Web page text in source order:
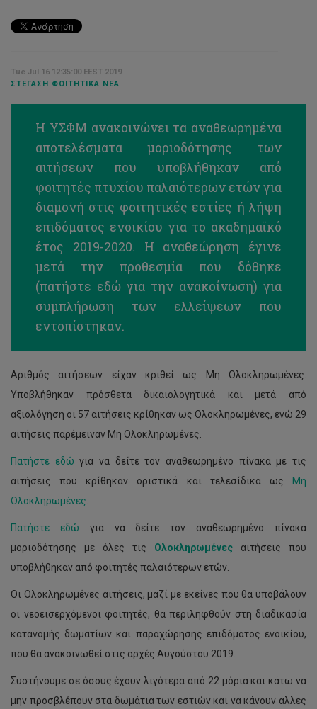
Tue Jul 16 12:35:00 EEST 2019
ΣΤΈΓΑΣΗ ΦΟΙΤΗΤΙΚΆ ΝΈΑ
Η ΥΣΦΜ ανακοινώνει τα αναθεωρημένα
αποτελέσματα μοριοδότησης των
αιτήσεων που υποβλήθηκαν από
φοιτητές πτυχίου παλαιότερων ετών για
διαμονή στις φοιτητικές εστίες ή λήψη
επιδόματος ενοικίου για το ακαδημαϊκό
έτος 2019-2020. Η αναθεώρηση έγινε
μετά την προθεσμία που δόθηκε
(πατήστε εδώ για την ανακοίνωση) για
συμπλήρωση των ελλείψεων που
εντοπίστηκαν.
Αριθμός αιτήσεων είχαν κριθεί ως Μη Ολοκληρωμένες.
Υποβλήθηκαν πρόσθετα δικαιολογητικά και μετά από
αξιολόγηση οι 57 αιτήσεις κρίθηκαν ως Ολοκληρωμένες, ενώ 29
αιτήσεις παρέμειναν Μη Ολοκληρωμένες.
Πατήστε εδώ για να δείτε τον αναθεωρημένο πίνακα με τις
αιτήσεις που κρίθηκαν οριστικά και τελεσίδικα ως
Μη
Ολοκληρωμένες
Πατήστε εδώ για να δείτε τον αναθεωρημένο πίνακα
μοριοδότησης με όλες τις Ολοκληρωμένες αιτήσεις που
υποβλήθηκαν από φοιτητές παλαιότερων ετών.
Οι Ολοκληρωμένες αιτήσεις, μαζί με εκείνες που θα υποβάλουν
οι νεοεισερχόμενοι φοιτητές, θα περιληφθούν στη διαδικασία
κατανομής δωματίων και παραχώρησης επιδόματος ενοικίου,
που θα ανακοινωθεί στις αρχές Αυγούστου 2019.
Συστήνουμε σε όσους έχουν λιγότερα από 22 μόρια και κάτω να
μην προσβλέπουν στα δωμάτια των εστιών και να κάνουν άλλες